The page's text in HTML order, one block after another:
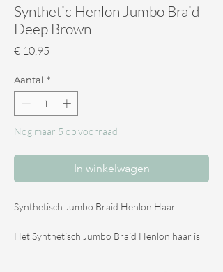
Synthetic Henlon Jumbo Braid
Deep Brown
€ 10,95
Aantal *
Nog maar 5 op voorraad
In winkelwagen
Synthetisch Jumbo Braid Henlon Haar
Het Synthetisch Jumbo Braid Henlon haar is